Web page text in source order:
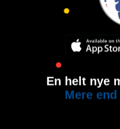
En helt nye
Mere